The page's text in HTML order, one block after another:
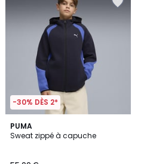
-30% DÈS 2*
PUMA
Sweat zippé à capuche
2
Couleurs